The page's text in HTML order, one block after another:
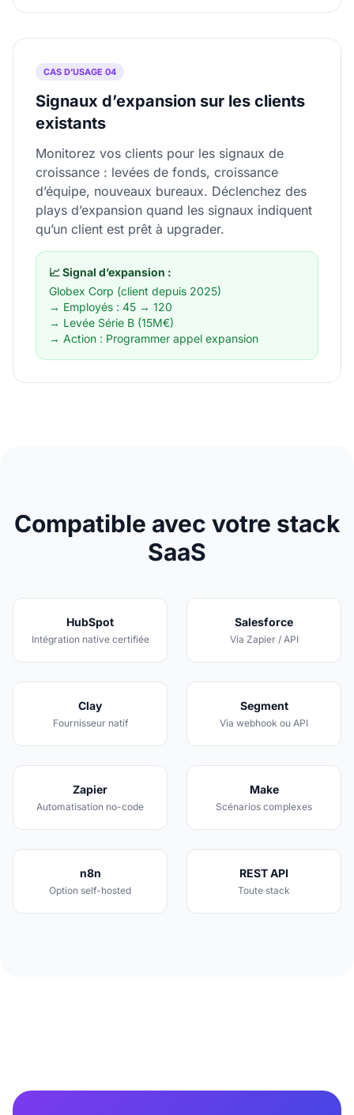
CAS D’USAGE 04
Signaux d’expansion sur les clients
existants
Monitorez vos clients pour les signaux de
croissance : levées de fonds, croissance
d’équipe, nouveaux bureaux. Déclenchez des
plays d’expansion quand les signaux indiquent
qu’un client est prêt à upgrader.
📈 Signal d’expansion :
Globex Corp (client depuis 2025)
→ Employés : 45 → 120
→ Levée Série B (15M€)
→ Action : Programmer appel expansion
Compatible avec votre stack
SaaS
HubSpot
Intégration native certifiée
Salesforce
Via Zapier / API
Clay
Fournisseur natif
Segment
Via webhook ou API
Zapier
Automatisation no-code
Make
Scénarios complexes
n8n
Option self-hosted
REST API
Toute stack